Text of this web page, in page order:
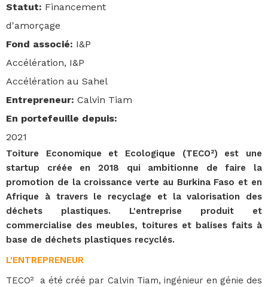
Statut: Financement
d'amorçage
Fond associé: I&P
Accélération, I&P
Accélération au Sahel
Entrepreneur: Calvin Tiam
En portefeuille depuis:
2021
Toiture Economique et Ecologique (TECO²) est une
startup créée en 2018 qui ambitionne de faire la
promotion de la croissance verte au Burkina Faso et en
Afrique à travers le recyclage et la valorisation des
déchets plastiques. L'entreprise produit et
commercialise des meubles, toitures et balises faits à
base de déchets plastiques recyclés.
L'ENTREPRENEUR
TECO² a été créé par Calvin Tiam, ingénieur en génie des